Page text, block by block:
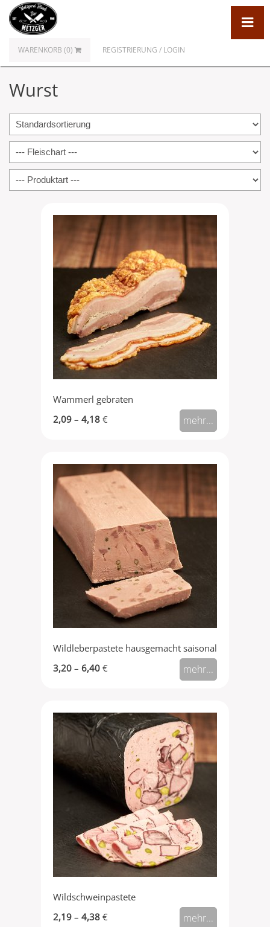
WARENKORB (0) REGISTRIERUNG / LOGIN
Wurst
Wammerl gebraten
2,09 – 4,18 € mehr...
Wildleberpastete hausgemacht saisonal
3,20 – 6,40 € mehr...
Wildschweinpastete
2,19 – 4,38 € mehr...